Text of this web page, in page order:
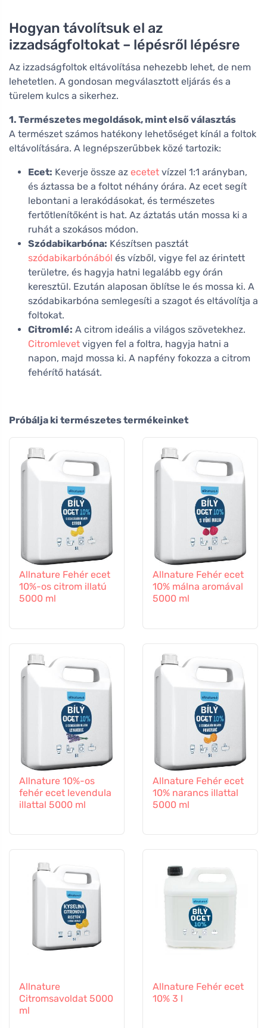
Hogyan távolítsuk el az
izzadságfoltokat – lépésről lépésre
Az izzadságfoltok eltávolítása nehezebb lehet, de nem
lehetetlen. A gondosan megválasztott eljárás és a
türelem kulcs a sikerhez.
1. Természetes megoldások, mint első választás
A természet számos hatékony lehetőséget kínál a foltok
eltávolítására. A legnépszerűbbek közé tartozik:
Ecet: Keverje össze az ecetet vízzel 1:1 arányban,
és áztassa be a foltot néhány órára. Az ecet segít
lebontani a lerakódásokat, és természetes
fertőtlenítőként is hat. Az áztatás után mossa ki a
ruhát a szokásos módon.
Szódabikarbóna: Készítsen pasztát
szódabikarbónából és vízből, vigye fel az érintett
területre, és hagyja hatni legalább egy órán
keresztül. Ezután alaposan öblítse le és mossa ki. A
szódabikarbóna semlegesíti a szagot és eltávolítja a
foltokat.
Citromlé: A citrom ideális a világos szövetekhez.
Citromlevet vigyen fel a foltra, hagyja hatni a
napon, majd mossa ki. A napfény fokozza a citrom
fehérítő hatását.
Próbálja ki természetes termékeinket
Allnature Fehér ecet
10%-os citrom illatú
5000 ml
Allnature Fehér ecet
10% málna aromával
5000 ml
Allnature 10%-os
fehér ecet levendula
illattal 5000 ml
Allnature Fehér ecet
10% narancs illattal
5000 ml
Allnature
Citromsavoldat 5000
ml
Allnature Fehér ecet
10% 3 l